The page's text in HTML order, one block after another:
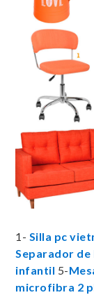
1- Silla pc
Separador de
infantil 5-
microfibra 2